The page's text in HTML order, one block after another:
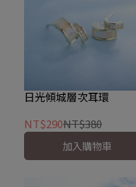
日光傾城層次耳環
NT$290NT$380
加入購物車